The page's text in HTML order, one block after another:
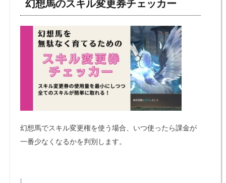
幻想馬でスキル変更権を使う場合、いつ使ったら課金が
一番少なくなるかを判別します。